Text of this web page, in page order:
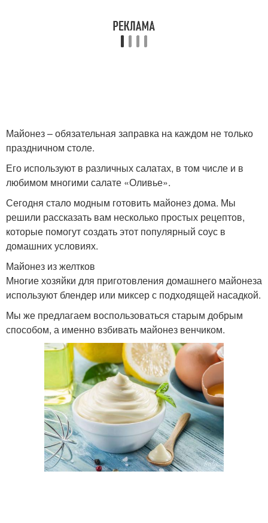
Майонез с горчицей
Майонез из
перепелиных яиц
Майонез без яиц
Майонез – обязательная заправка на каждом не только
праздничном столе.
Его используют в различных салатах, в том числе и в
любимом многими салате «Оливье».
Сегодня стало модным готовить майонез дома. Мы
решили рассказать вам несколько простых рецептов,
которые помогут создать этот популярный соус в
домашних условиях.
Майонез из желтков
Многие хозяйки для приготовления домашнего майонеза
используют блендер или миксер с подходящей насадкой.
Мы же предлагаем воспользоваться старым добрым
способом, а именно взбивать майонез венчиком.